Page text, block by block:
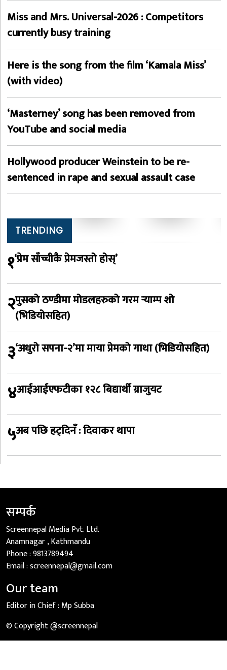
Miss and Mrs. Universal-2026 : Competitors
currently busy training
Here is the song from the film ‘Kamala Miss’
(with video)
‘Masterney’ song has been removed from
YouTube and social media
Hollywood producer Weinstein to be re-
sentenced in rape and sexual assault case
TRENDING
१‘प्रेम साँच्चीकै प्रेमजस्तो होस्’
२पुसको ठण्डीमा मोडलहरुको गरम र्‍याम्प शो
(भिडियोसहित)
३‘अधुरो सपना-२’मा माया प्रेमको गाथा (भिडियोसहित)
४आईआईएफटीका १२८ बिद्यार्थी ग्राजुयट
५अब पछि हट्दिनँ : दिवाकर थापा
सम्पर्क
Screennepal Media Pvt. Ltd.
Anamnagar , Kathmandu
Phone :9813789494
Email :screennepal@gmail.com
Our team
Editor in Chief : Mp Subba
© Copyright @screennepal